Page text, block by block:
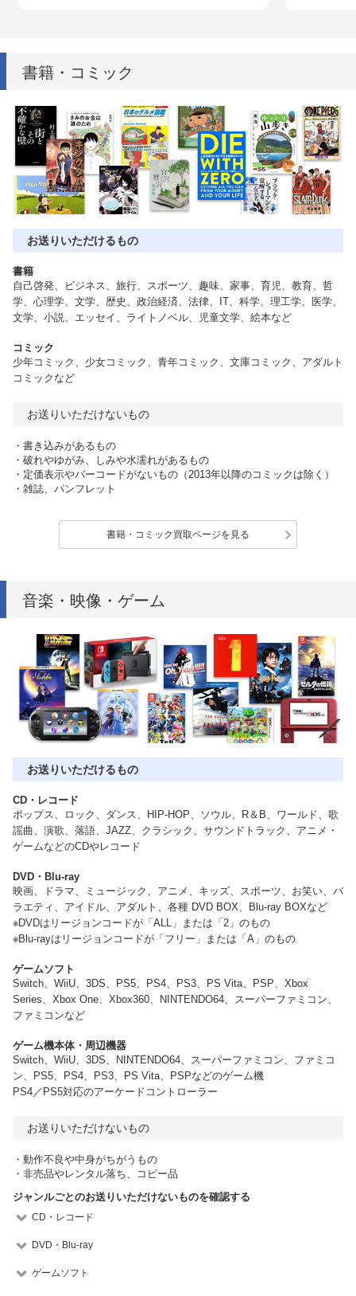
書籍・コミック
お送りいただけるもの
書籍
自己啓発、ビジネス、旅行、スポーツ、趣味、家事、育児、教育、哲
学、心理学、文学、歴史、政治経済、法律、IT、科学、理工学、医学、
文学、小説、エッセイ、ライトノベル、児童文学、絵本など
コミック
少年コミック、少女コミック、青年コミック、文庫コミック、アダルト
コミックなど
お送りいただけないもの
・書き込みがあるもの
・破れやゆがみ、しみや水濡れがあるもの
・定価表示やバーコードがないもの（2013年以降のコミックは除く）
・雑誌、パンフレット
書籍・コミック買取ページを見る
音楽・映像・ゲーム
お送りいただけるもの
CD・レコード
ポップス、ロック、ダンス、HIP-HOP、ソウル、R＆B、ワールド、歌
謡曲、演歌、落語、JAZZ、クラシック、サウンドトラック、アニメ・
ゲームなどのCDやレコード
DVD・Blu-ray
映画、ドラマ、ミュージック、アニメ、キッズ、スポーツ、お笑い、バ
ラエティ、アイドル、アダルト、各種 DVD BOX、Blu-ray BOXなど
※DVDはリージョンコードが「ALL」または「2」のもの
※Blu-rayはリージョンコードが「フリー」または「A」のもの
ゲームソフト
Switch、WiiU、3DS、PS5、PS4、PS3、PS Vita、PSP、Xbox
Series、Xbox One、Xbox360、NINTENDO64、スーパーファミコン、
ファミコンなど
ゲーム機本体・周辺機器
Switch、WiiU、3DS、NINTENDO64、スーパーファミコン、ファミコ
ン、PS5、PS4、PS3、PS Vita、PSPなどのゲーム機
PS4／PS5対応のアーケードコントローラー
お送りいただけないもの
・動作不良や中身がちがうもの
・非売品やレンタル落ち、コピー品
ジャンルごとのお送りいただけないものを確認する
CD・レコード
DVD・Blu-ray
ゲームソフト